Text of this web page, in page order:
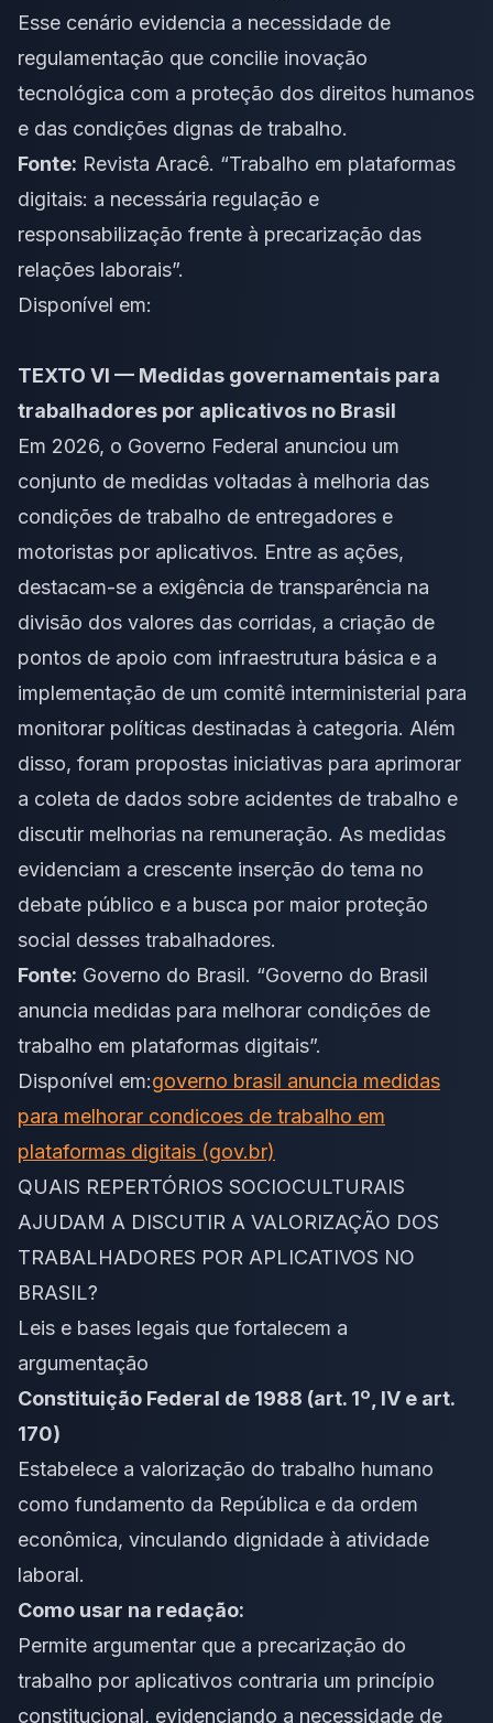
Esse cenário evidencia a necessidade de
regulamentação que concilie inovação
tecnológica com a proteção dos direitos humanos
e das condições dignas de trabalho.
Fonte: Revista Aracê. “Trabalho em plataformas
digitais: a necessária regulação e
responsabilização frente à precarização das
relações laborais”.
Disponível em:
TEXTO VI — Medidas governamentais para
trabalhadores por aplicativos no Brasil
Em 2026, o Governo Federal anunciou um
conjunto de medidas voltadas à melhoria das
condições de trabalho de entregadores e
motoristas por aplicativos. Entre as ações,
destacam-se a exigência de transparência na
divisão dos valores das corridas, a criação de
pontos de apoio com infraestrutura básica e a
implementação de um comitê interministerial para
monitorar políticas destinadas à categoria. Além
disso, foram propostas iniciativas para aprimorar
a coleta de dados sobre acidentes de trabalho e
discutir melhorias na remuneração. As medidas
evidenciam a crescente inserção do tema no
debate público e a busca por maior proteção
social desses trabalhadores.
Fonte: Governo do Brasil. “Governo do Brasil
anuncia medidas para melhorar condições de
trabalho em plataformas digitais”.
Disponível em:governo brasil anuncia medidas
para melhorar condicoes de trabalho em
plataformas digitais (gov.br)
QUAIS REPERTÓRIOS SOCIOCULTURAIS
AJUDAM A DISCUTIR A VALORIZAÇÃO DOS
TRABALHADORES POR APLICATIVOS NO
BRASIL?
Leis e bases legais que fortalecem a
argumentação
Constituição Federal de 1988 (art. 1º, IV e art.
170)
Estabelece a valorização do trabalho humano
como fundamento da República e da ordem
econômica, vinculando dignidade à atividade
laboral.
Como usar na redação:
Permite argumentar que a precarização do
trabalho por aplicativos contraria um princípio
constitucional, evidenciando a necessidade de